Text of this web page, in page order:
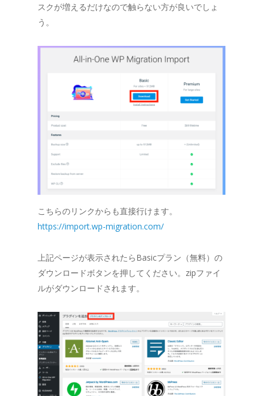
スクが増えるだけなので触らない方が良いでしょ
う。
こちらのリンクからも直接行けます。
https://import.wp-migration.com/
上記ページが表示されたらBasicプラン（無料）の
ダウンロードボタンを押してください。zipファイ
ルがダウンロードされます。